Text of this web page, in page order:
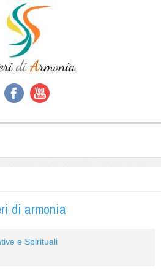
di armonia
e Spirituali